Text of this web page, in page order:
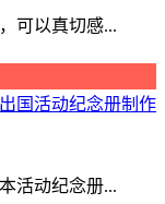
可以真切感...
活动纪念册...